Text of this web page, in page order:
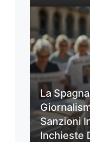
La
Sanzioni
Inchieste